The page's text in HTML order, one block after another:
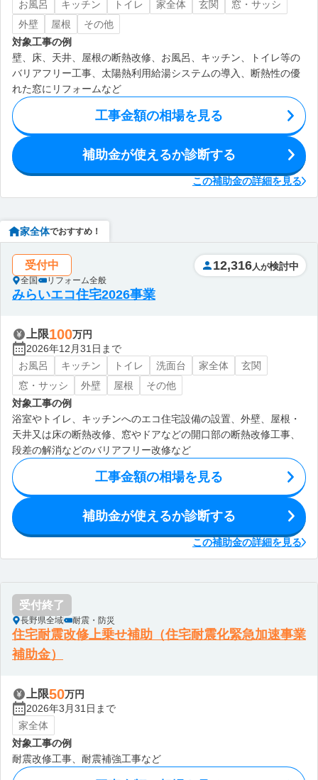
お風呂
キッチン トイレ 家全体 玄関
窓・サッシ
外壁
屋根
その他
対象工事の例
壁、床、天井、屋根の断熱改修、お風呂、キッチン、トイレ等の
バリアフリー工事、太陽熱利用給湯システムの導入、断熱性の優
れた窓にリフォームなど
工事金額の相場を見る
補助金が使えるか診断する
この補助金の詳細を見る
家全体でおすすめ！
受付中
全国 リフォーム全般
12,316 人が検討中
みらいエコ住宅2026事業
上限100万円
2026年12月31日まで
お風呂
キッチン トイレ 洗面台 家全体
玄関
窓・サッシ
外壁 屋根
その他
対象工事の例
浴室やトイレ、キッチンへのエコ住宅設備の設置、外壁、屋根・
天井又は床の断熱改修、窓やドアなどの開口部の断熱改修工事、
段差の解消などのバリアフリー改修など
工事金額の相場を見る
補助金が使えるか診断する
この補助金の詳細を見る
受付終了
長野県全域 耐震・防災
住宅耐震改修上乗せ補助（住宅耐震化緊急加速事業
補助金）
上限50万円
2026年3月31日まで
家全体
対象工事の例
耐震改修工事、耐震補強工事など